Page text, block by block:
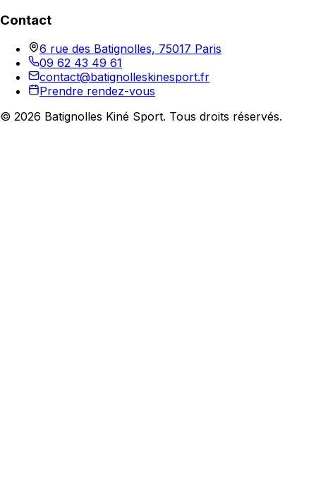
Contact
6 rue des Batignolles, 75017 Paris
09 62 43 49 61
contact@batignolleskinesport.fr
Prendre rendez-vous
© 2026 Batignolles Kiné Sport. Tous droits réservés.